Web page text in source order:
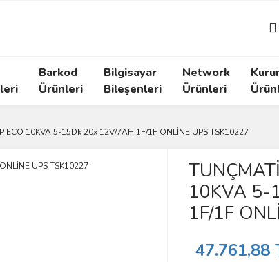
Barkod
Ürünleri
Bilgisayar
Bileşenleri
Network
Ürünleri
ECO 10KVA 5-15Dk 20x 12V/7AH 1F/1F ONLİNE UPS TSK10227
10KVA 5-
1F/1F
47.761,88